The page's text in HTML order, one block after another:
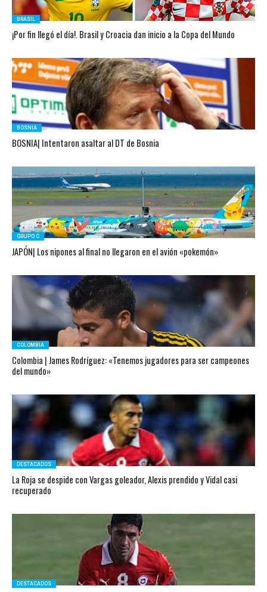
BRASIL
¡Por fin llegó el día!. Brasil y Croacia dan inicio a la Copa del Mundo
BOSNIA
BOSNIA| Intentaron asaltar al DT de Bosnia
GRUPO C
JAPÓN| Los nipones al final no llegaron en el avión «pokemón»
COLOMBIA
Colombia | James Rodríguez: «Tenemos jugadores para ser campeones
del mundo»
DESTACADOS
La Roja se despide con Vargas goleador, Alexis prendido y Vidal casi
recuperado
DESTACADOS